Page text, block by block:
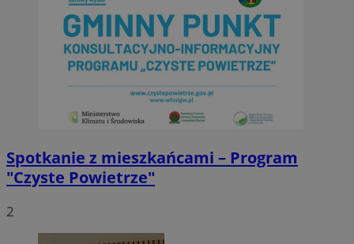
Spotkanie z mieszkańcami – Program
"Czyste Powietrze"
2